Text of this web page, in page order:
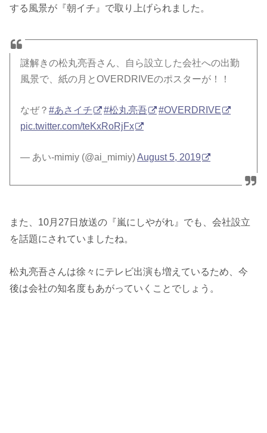
する風景が『朝イチ』で取り上げられました。
謎解きの松丸亮吾さん、自ら設立した会社への出勤
風景で、紙の月とOVERDRIVEのポスターが！！
なぜ？#あさイチ #松丸亮吾
#OVERDRIVE
pic.twitter.com/teKxRoRjFx
— あい-mimiy (@ai_mimiy)August 5, 2019
また、10月27日放送の『嵐にしやがれ』でも、会社設立
を話題にされていましたね。
松丸亮吾さんは徐々にテレビ出演も増えているため、今
後は会社の知名度もあがっていくことでしょう。